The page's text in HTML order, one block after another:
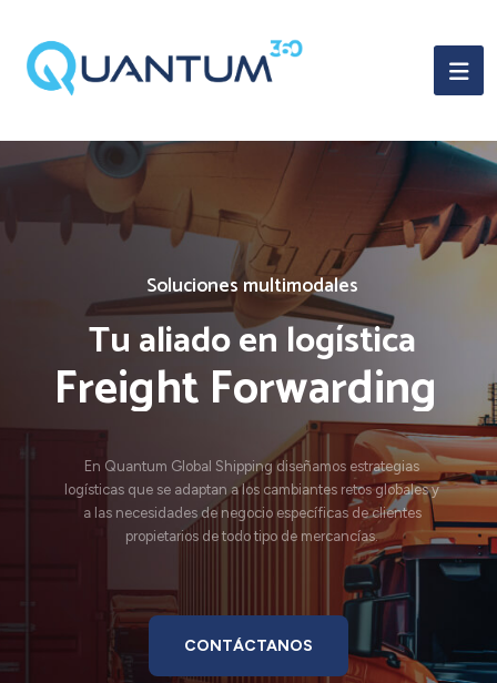
Soluciones multimodales
Tu aliado en logística
Freight Forwarding
En Quantum Global Shipping diseñamos estrategias
logísticas que se adaptan a los cambiantes retos globales y
a las necesidades de negocio específicas de clientes
propietarios de todo tipo de mercancías.
CONTÁCTANOS